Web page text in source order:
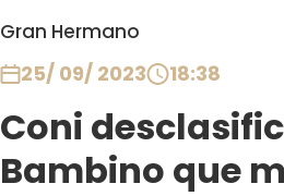
Gran Hermano
25/ 09/ 2023 18:38
Coni
Bambino que